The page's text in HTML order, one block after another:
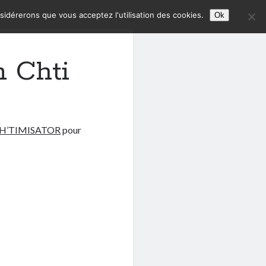
Chti
pour
que vous acceptez l'utilisation des cookies. Ok